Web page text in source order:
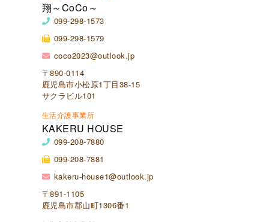
翔～CoCo～
099-298-1573
099-298-1579
coco2023@outlook.jp
〒890-0114
鹿児島市小松原1丁目38-15
サクラビル101
生活介護事業所
KAKERU HOUSE
099-208-7880
099-208-7881
kakeru-house1@outlook.jp
〒891-1105
鹿児島市郡山町1306番1